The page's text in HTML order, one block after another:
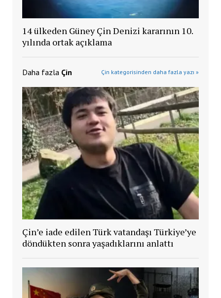
14 ülkeden Güney Çin Denizi kararının 10.
yılında ortak açıklama
Daha fazla Çin Çin kategorisinden daha fazla yazı »
Çin’e iade edilen Türk vatandaşı Türkiye’ye
döndükten sonra yaşadıklarını anlattı